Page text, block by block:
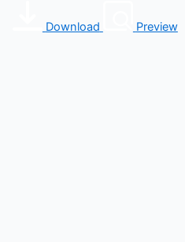
Download Preview